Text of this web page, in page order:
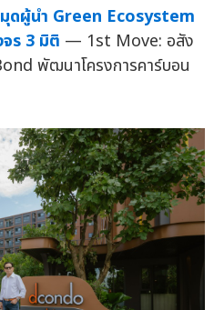
ดผู้นำ Green Ecosystem
ร 3 มิติ — 1st Move: อสัง
พัฒนาโครงการคาร์บอน